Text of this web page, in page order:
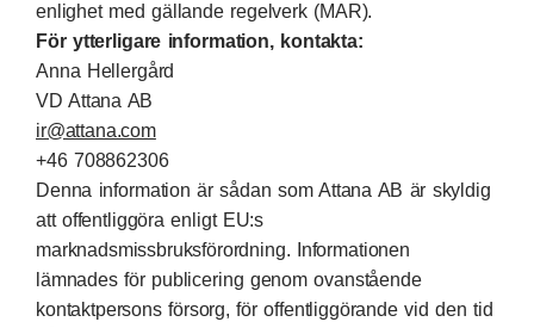
enlighet med gällande regelverk (MAR).
För ytterligare information, kontakta:
Anna Hellergård
VD Attana AB
ir@attana.com
+46 708862306
Denna information är sådan som Attana AB är skyldig
att offentliggöra enligt EU:s
marknadsmissbruksförordning. Informationen
lämnades för publicering genom ovanstående
kontaktpersons försorg, för offentliggörande vid den tid